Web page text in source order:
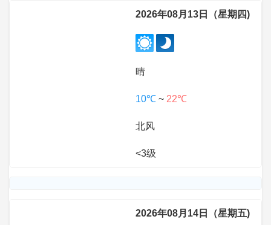
2026年08月13日（星期四)
晴
10℃ ~ 22℃
北风
<3级
2026年08月14日（星期五)